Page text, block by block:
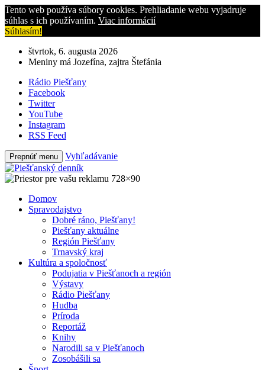
Tento web používa súbory cookies. Prehliadanie webu vyjadruje
súhlas s ich používaním. Viac informácií
Súhlasím!
štvrtok, 6. augusta 2026
Meniny má Jozefína, zajtra Štefánia
Rádio Piešťany
Facebook
Twitter
YouTube
Instagram
RSS Feed
Prepnúť menu Vyhľadávanie
Domov
Spravodajstvo
Dobré ráno, Piešťany!
Piešťany aktuálne
Región Piešťany
Trnavský kraj
Kultúra a spoločnosť
Podujatia v Piešťanoch a región
Výstavy
Rádio Piešťany
Hudba
Príroda
Reportáž
Knihy
Narodili sa v Piešťanoch
Zosobášili sa